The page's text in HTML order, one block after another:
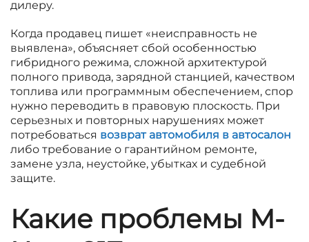
дилеру.
Когда продавец пишет «неисправность не
выявлена», объясняет сбой особенностью
гибридного режима, сложной архитектурой
полного привода, зарядной станцией, качеством
топлива или программным обеспечением, спор
нужно переводить в правовую плоскость. При
серьезных и повторных нарушениях может
потребоваться возврат автомобиля в автосалон
либо требование о гарантийном ремонте,
замене узла, неустойке, убытках и судебной
защите.
Какие проблемы M-